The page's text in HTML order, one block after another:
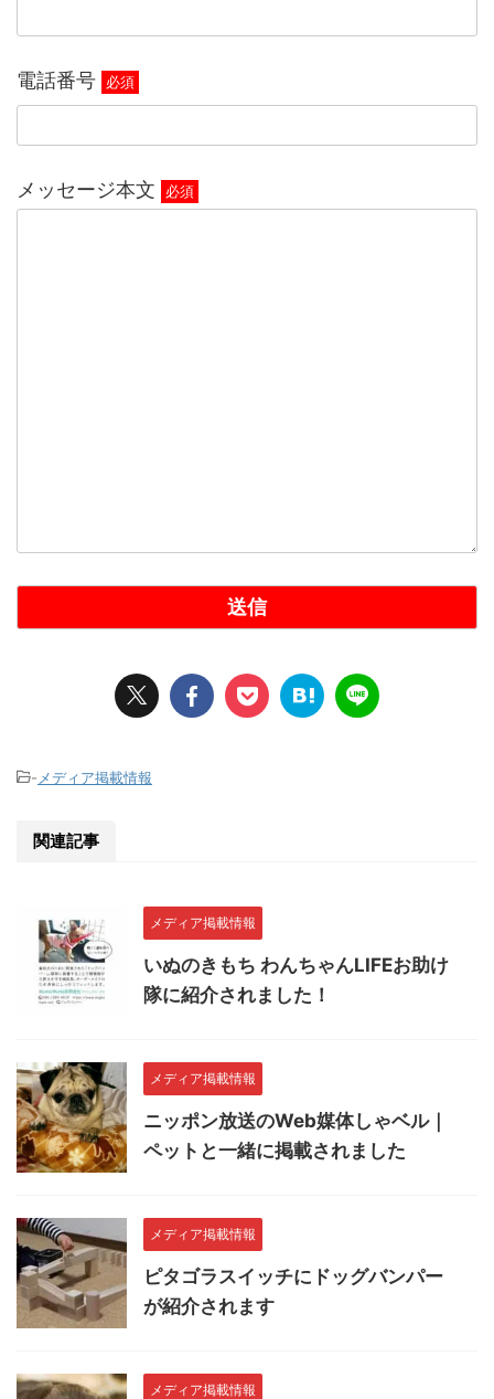
電話番号 必須
メッセージ本文 必須
- メディア掲載情報
関連記事
メディア掲載情報
いぬのきもち わんちゃんLIFEお助け
隊に紹介されました！
メディア掲載情報
ニッポン放送のWeb媒体しゃベル｜
ペットと一緒に掲載されました
メディア掲載情報
ピタゴラスイッチにドッグバンパー
が紹介されます
メディア掲載情報